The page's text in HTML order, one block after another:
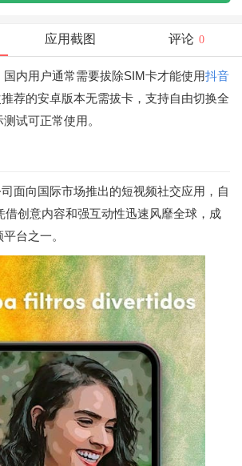
应用截图 评论 0
内用户通常需要拔除SIM卡才能使用抖音
荐的安卓版本无需拔卡，支持自由切换全
试可正常使用。
面向国际市场推出的短视频社交应用，自
借创意内容和强互动性迅速风靡全球，成
台之一。